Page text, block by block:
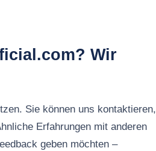
Wir
Sie können uns kontaktieren,
Erfahrungen mit anderen
geben möchten –